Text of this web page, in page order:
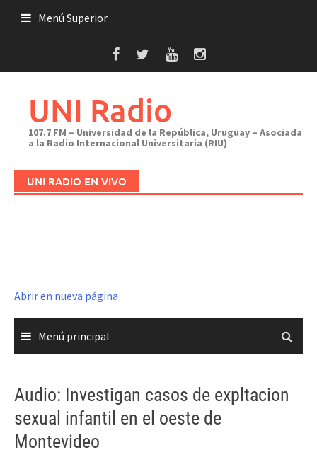
Menú Superior
UNI Radio
107.7 FM – Universidad de la República, Uruguay – Asociada
a la Radio Internacional Universitaria (RIU)
UNI RADIO EN VIVO
Abrir en nueva página
Menú principal
Audio: Investigan casos de expltacion
sexual infantil en el oeste de
Montevideo